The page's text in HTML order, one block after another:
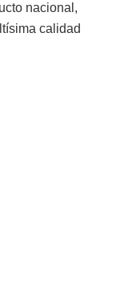
nacional,
calidad